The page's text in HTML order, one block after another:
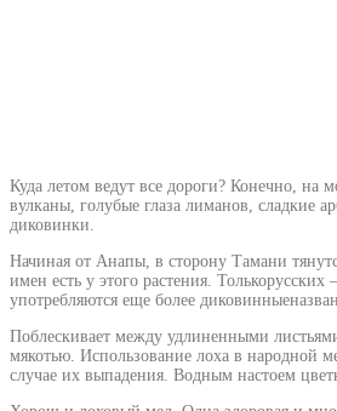
Куда летом ведут все дороги? Конечно, на
вулканы, голубые глаза лиманов, сладкие
диковинки.
Начиная от Анапы, в сторону Тамани
имен есть у этого растения.
употребляются еще более
Поблескивает между удлиненными
мякотью. Использование лоха в народной
случае их выпадения. Водным настоем